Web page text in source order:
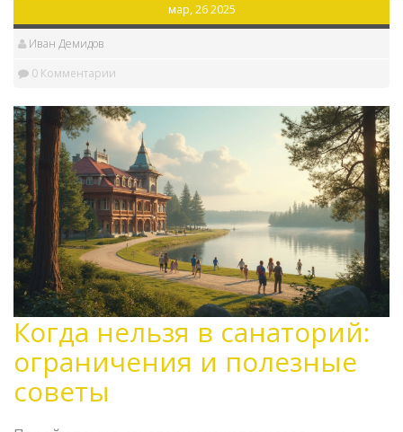
мар, 26 2025
Иван Демидов
0 Комментарии
Когда нельзя в санаторий:
ограничения и полезные
советы